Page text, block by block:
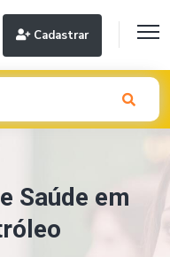
Cadastrar
Saúde em